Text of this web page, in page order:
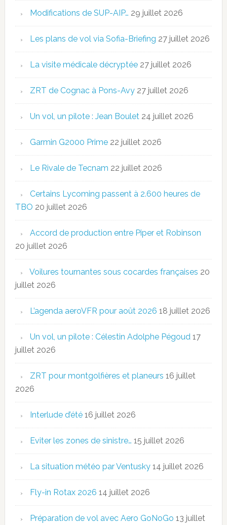
Modifications de SUP-AIP… 29 juillet 2026
Les plans de vol via Sofia-Briefing 27 juillet 2026
La visite médicale décryptée 27 juillet 2026
ZRT de Cognac à Pons-Avy 27 juillet 2026
Un vol, un pilote : Jean Boulet 24 juillet 2026
Garmin G2000 Prime 22 juillet 2026
Le Rivale de Tecnam 22 juillet 2026
Certains Lycoming passent à 2.600 heures de
TBO 20 juillet 2026
Accord de production entre Piper et Robinson
20 juillet 2026
Voilures tournantes sous cocardes françaises 20
juillet 2026
L’agenda aeroVFR pour août 2026 18 juillet 2026
Un vol, un pilote : Célestin Adolphe Pégoud 17
juillet 2026
ZRT pour montgolfières et planeurs 16 juillet
2026
Interlude d’été 16 juillet 2026
Eviter les zones de sinistre… 15 juillet 2026
La situation météo par Ventusky 14 juillet 2026
Fly-in Rotax 2026 14 juillet 2026
Préparation de vol avec Aero GoNoGo 13 juillet